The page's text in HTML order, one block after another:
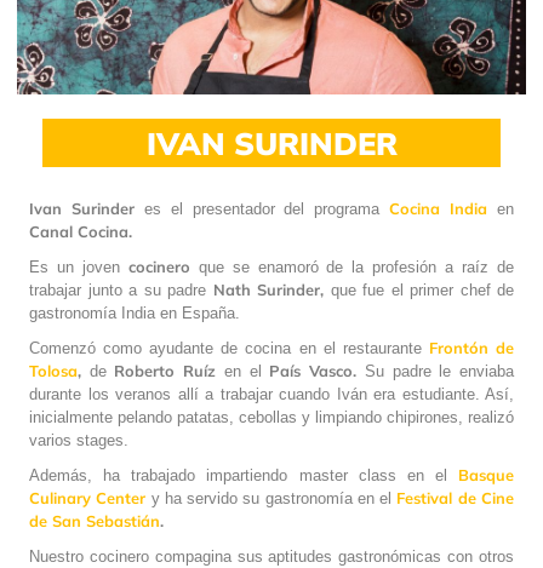
IVAN SURINDER
Ivan Surinder es el presentador del programaCocina India en
Canal Cocina.
Es un joven cocinero que se enamoró de la profesión a raíz de
trabajar junto a su padre Nath Surinder, que fue el primer chef de
gastronomía India en España.
Comenzó como ayudante de cocina en el restaurante Frontón de
Tolosa, de Roberto Ruíz en el País Vasco. Su padre le enviaba
durante los veranos allí a trabajar cuando Iván era estudiante. Así,
inicialmente pelando patatas, cebollas y limpiando chipirones, realizó
varios stages.
Además, ha trabajado impartiendo master class en el Basque
Culinary Center y ha servido su gastronomía en el Festival de Cine
de San Sebastián.
Nuestro cocinero compagina sus aptitudes gastronómicas con otros